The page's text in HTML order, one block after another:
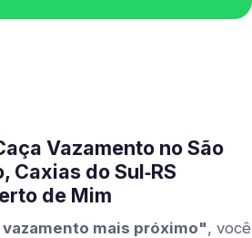
Vazamento no São
Caxias do Sul‑RS
de Mim
mais próximo", você